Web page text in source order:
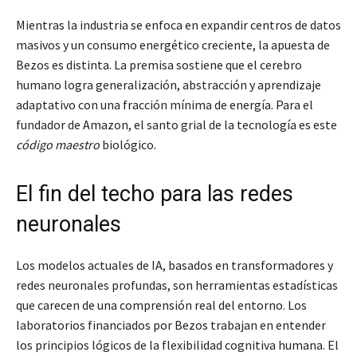
Mientras la industria se enfoca en expandir centros de datos
masivos y un consumo energético creciente, la apuesta de
Bezos es distinta. La premisa sostiene que el cerebro
humano logra generalización, abstracción y aprendizaje
adaptativo con una fracción mínima de energía. Para el
fundador de Amazon, el santo grial de la tecnología es este
código maestro biológico.
El fin del techo para las redes
neuronales
Los modelos actuales de IA, basados en transformadores y
redes neuronales profundas, son herramientas estadísticas
que carecen de una comprensión real del entorno. Los
laboratorios financiados por Bezos trabajan en entender
los principios lógicos de la flexibilidad cognitiva humana. El